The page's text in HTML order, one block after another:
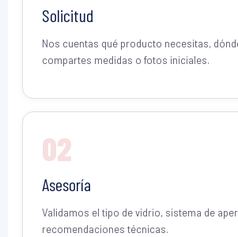
Solicitud
Nos cuentas qué producto necesitas,
compartes medidas o fotos iniciales.
02
Asesoría
Validamos el tipo de vidrio, sistema de
recomendaciones técnicas.